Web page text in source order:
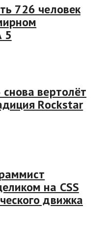
726 человек
5
вертолёт
Rockstar
на CSS
движка